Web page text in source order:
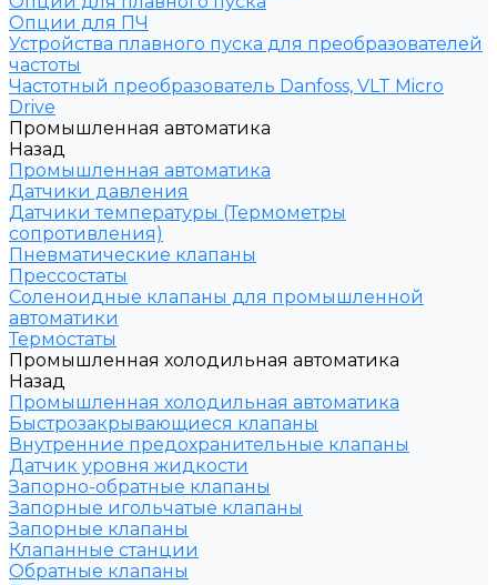
Опции для ПЧ
Устройства плавного пуска для преобразователей
частоты
Частотный преобразователь Danfoss, VLT Micro
Drive
Промышленная автоматика
Назад
Промышленная автоматика
Датчики давления
Датчики температуры (Термометры
сопротивления)
Пневматические клапаны
Прессостаты
Соленоидные клапаны для промышленной
автоматики
Термостаты
Промышленная холодильная автоматика
Назад
Промышленная холодильная автоматика
Быстрозакрывающиеся клапаны
Внутренние предохранительные клапаны
Датчик уровня жидкости
Запорно-обратные клапаны
Запорные игольчатые клапаны
Запорные клапаны
Клапанные станции
Обратные клапаны